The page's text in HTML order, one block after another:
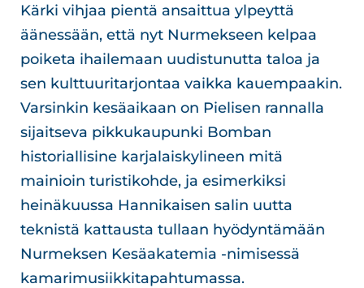
Kärki vihjaa pientä ansaittua ylpeyttä
äänessään, että nyt Nurmekseen kelpaa
poiketa ihailemaan uudistunutta taloa ja
sen kulttuuritarjontaa vaikka kauempaakin.
Varsinkin kesäaikaan on Pielisen rannalla
sijaitseva pikkukaupunki Bomban
historiallisine karjalaiskylineen mitä
mainioin turistikohde, ja esimerkiksi
heinäkuussa Hannikaisen salin uutta
teknistä kattausta tullaan hyödyntämään
Nurmeksen Kesäakatemia -nimisessä
kamarimusiikkitapahtumassa.